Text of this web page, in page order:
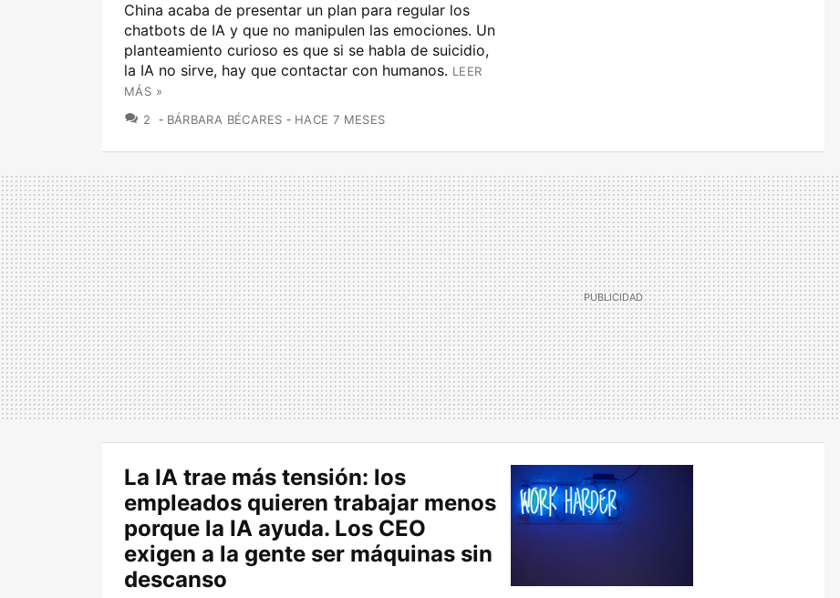
China acaba de presentar un plan para regular los
chatbots de IA y que no manipulen las emociones. Un
planteamiento curioso es que si se habla de suicidio,
la IA no sirve, hay que contactar con humanos. LEER
MÁS »
2
COMENTARIOS
BÁRBARA BÉCARES HACE 7 MESES
La IA trae más tensión: los
empleados quieren trabajar menos
porque la IA ayuda. Los CEO
exigen a la gente ser máquinas sin
descanso